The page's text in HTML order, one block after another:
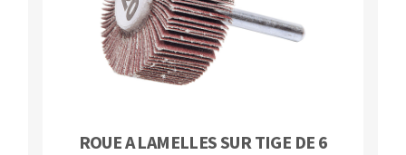
ROUE A LAMELLES SUR TIGE DE 6